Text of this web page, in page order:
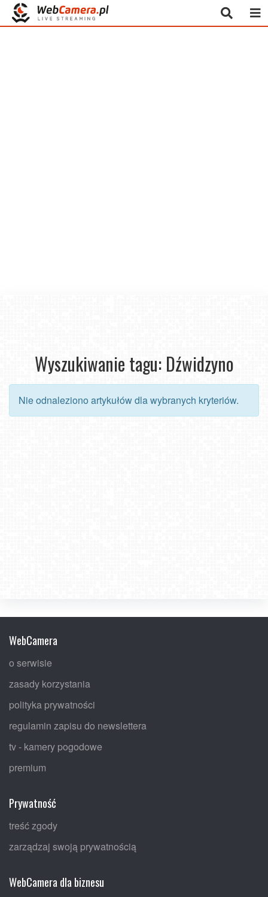
Wyszukiwanie tagu: Dźwidzyno
Nie odnaleziono artykułów dla wybranych kryteriów.
WebCamera
o serwisie
zasady korzystania
polityka prywatności
regulamin zapisu do newslettera
tv - kamery pogodowe
premium
Prywatność
treść zgody
zarządzaj swoją prywatnością
WebCamera dla biznesu